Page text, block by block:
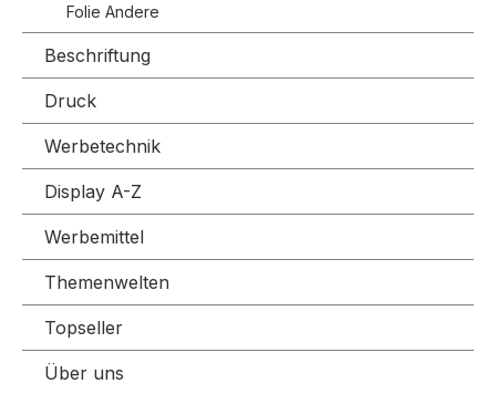
Folie Andere
Beschriftung
Druck
Werbetechnik
Display A-Z
Werbemittel
Themenwelten
Topseller
Über uns